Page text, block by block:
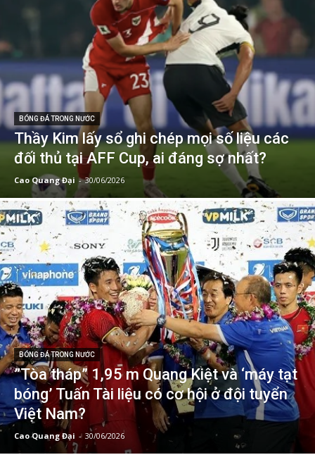
BÓNG ĐÁ TRONG NƯỚC
Thầy Kim lấy sổ ghi chép mọi số liệu các
đối thủ tại AFF Cup, ai đáng sợ nhất?
Cao Quang Đại - 30/06/2026
BÓNG ĐÁ TRONG NƯỚC
”Tòa tháp” 1,95 m Quang Kiệt và ‘máy tạt
bóng’ Tuấn Tài liệu có cơ hội ở đội tuyển
Việt Nam?
Cao Quang Đại - 30/06/2026